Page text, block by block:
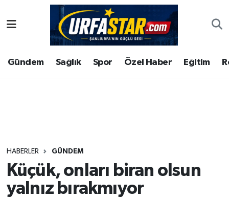
Gündem Sağlık Spor Özel Haber Eğitim
HABERLER GÜNDEM
Küçük, onları biran olsun
yalnız bırakmıyor
ASAYİS
ÇEVRE
Gündem
Kültür
Şanlıurfa Nöbetçi Eczaneler
Şanlıurfa Hava Durumu
Tüm Manşetler
Son Dakika Haberleri